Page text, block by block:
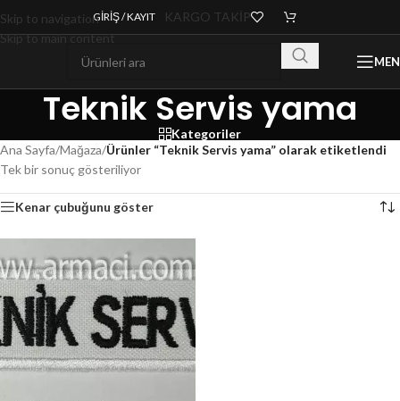
Skip to navigation
Skip to main content
GIRIŞ / KAYIT KARGO TAKİP
Teknik Servis yama
Kategoriler
Ana Sayfa/Mağaza/Ürünler “Teknik Servis yama” olarak etiketlendi
Tek bir sonuç gösteriliyor
Kenar çubuğunu göster